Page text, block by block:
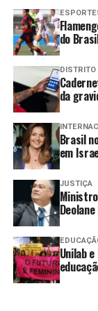
do
DISTRITO
da
Brasil
em
JUSTIÇA
Unilab